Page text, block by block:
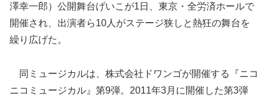
澤幸一郎）公開舞台げいこが1日、東京・全労済ホールで
開催され、出演者ら10人がステージ狭しと熱狂の舞台を
繰り広げた。
同ミュージカルは、株式会社ドワンゴが開催する『ニコ
ニコミュージカル』第9弾。2011年3月に開催した第3弾